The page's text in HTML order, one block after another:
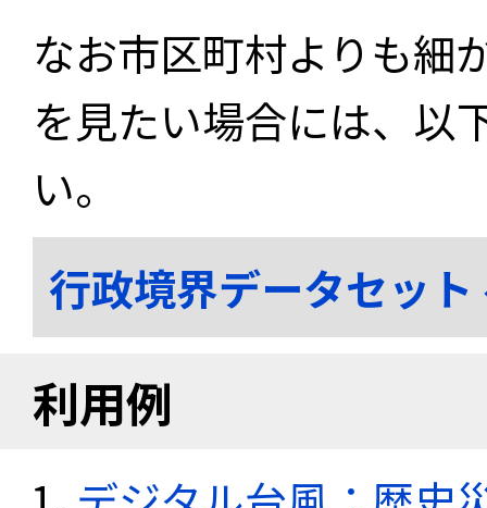
なお市区町村よりも細
を見たい場合には、以
い。
行政境界データセッ
利用例